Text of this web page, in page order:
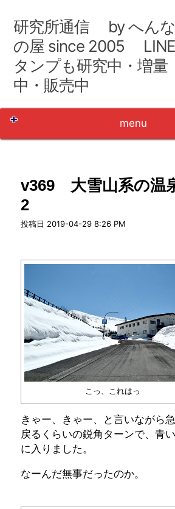
テ
ン
ツ
へ
研究所通信 by へん
の屋 since 2005
タンプも研究中・増量
中・販売中
menu
v369 大雪山系の
2
投稿日 2019-04-29 8:26 PM
こっ、これはっ
きゃー、きゃー、と言いながら
戻るくらいの鋭角ターンで、青
に入りました。
なーんだ無事だったのか。